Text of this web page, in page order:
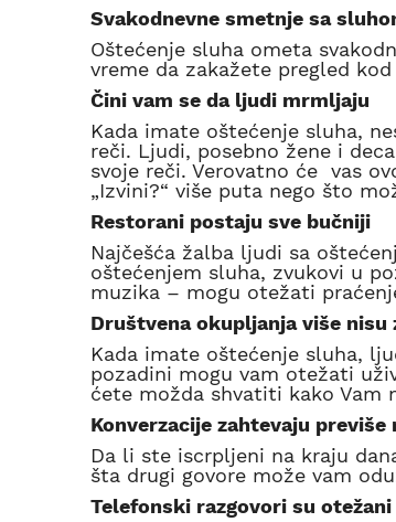
Svakodnevne smetnje sa
Oštećenje sluha ometa
vreme da zakažete pregled
Čini vam se da ljudi mrmljaju
Kada imate oštećenje sluha,
reči. Ljudi, posebno žene i
svoje reči. Verovatno će vas
„Izvini?“ više puta nego što
Restorani postaju sve bučniji
Najčešća žalba ljudi sa
oštećenjem sluha, zvukovi u
muzika – mogu otežati
Društvena okupljanja više nisu
Kada imate oštećenje sluha,
pozadini mogu vam otežati
ćete možda shvatiti kako Vam
Konverzacije zahtevaju previše
Da li ste iscrpljeni na kraju
šta drugi govore može vam
Telefonski razgovori su otežani